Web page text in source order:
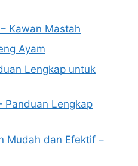
Kawan Mastah
Ayam
Lengkap untuk
Panduan Lengkap
Mudah dan Efektif –